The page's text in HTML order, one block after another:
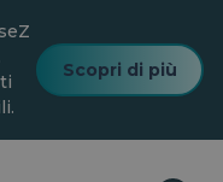
Scopri di più